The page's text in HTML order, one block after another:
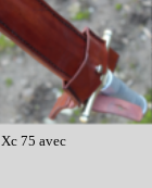
75 avec